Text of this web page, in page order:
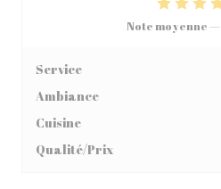
Note moyenne —
Service
Ambiance
Cuisine
Qualité/Prix